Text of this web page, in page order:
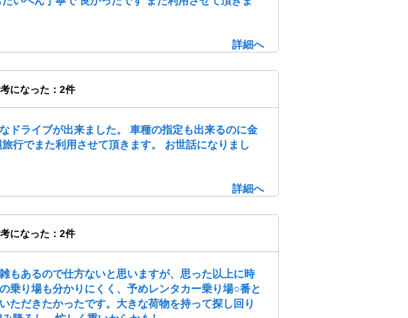
詳細へ
になった：2件
ドライブが出来ました。 車種の指定も出来るのに金
行でまた利用させて頂きます。 お世話になりまし
詳細へ
になった：2件
もあるので仕方ないと思いますが、思った以上に時
乗り場も分かりにくく、予めレンタカー乗り場○番と
ただきたかったです。大きな荷物を持って探し回り